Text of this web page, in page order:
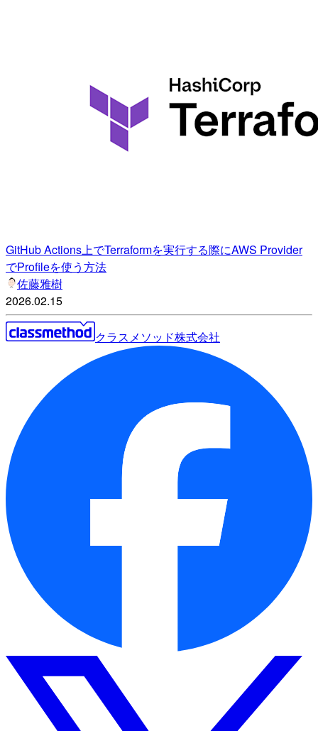
GitHub Actions上でTerraformを実行する際にAWS Provider
でProfileを使う方法
佐藤雅樹
2026.02.15
クラスメソッド株式会社